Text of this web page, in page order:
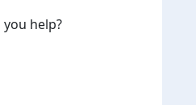
help?